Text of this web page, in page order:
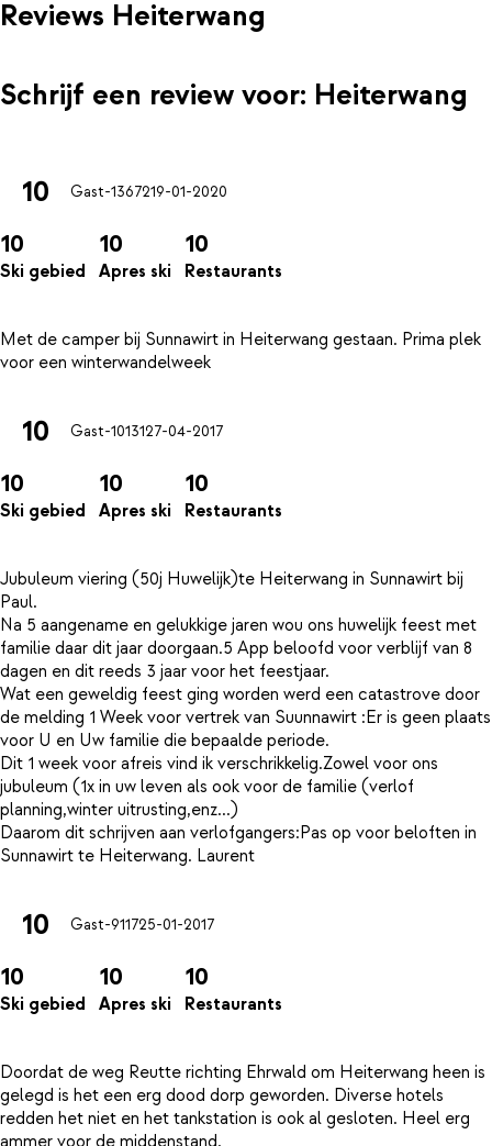
Reviews Heiterwang
Schrijf een review voor: Heiterwang
10 Gast-1367219-01-2020
10
Ski gebied
10
Apres ski
10
Restaurants
Met de camper bij Sunnawirt in Heiterwang gestaan. Prima plek
10 Gast-1013127-04-2017
10
Ski gebied
10
Apres ski
10
Restaurants
Jubuleum viering (50j Huwelijk)te Heiterwang in Sunnawirt bij
Paul.
Na 5 aangename en gelukkige jaren wou ons huwelijk feest met
familie daar dit jaar doorgaan.5 App beloofd voor verblijf van 8
dagen en dit reeds 3 jaar voor het feestjaar.
Wat een geweldig feest ging worden werd een catastrove door
de melding 1 Week voor vertrek van Suunnawirt :Er is geen plaats
voor U en Uw familie die bepaalde periode.
Dit 1 week voor afreis vind ik verschrikkelig.Zowel voor ons
jubuleum (1x in uw leven als ook voor de familie (verlof
planning,winter uitrusting,enz...)
Daarom dit schrijven aan verlofgangers:Pas op voor beloften in
10 Gast-911725-01-2017
10
Ski gebied
10
Apres ski
10
Restaurants
Doordat de weg Reutte richting Ehrwald om Heiterwang heen is
gelegd is het een erg dood dorp geworden. Diverse hotels
redden het niet en het tankstation is ook al gesloten. Heel erg